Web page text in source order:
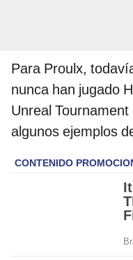
Para Proulx,
nunca han jugado
Unreal
algunos ejemplos